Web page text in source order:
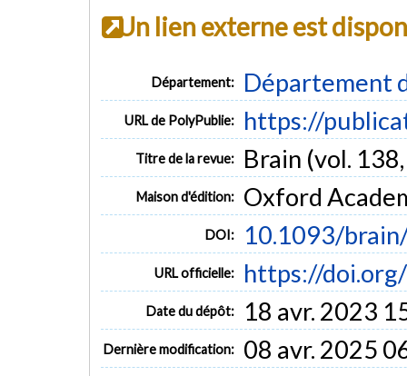
Un lien externe est
Département: Département
URL de PolyPublie: https://
Titre de la revue: Brain (vol.
Maison d'édition: Oxford
DOI: 10.1093/
URL officielle: https://
Date du dépôt: 18 avr. 2023
Dernière modification: 08 avr. 2025